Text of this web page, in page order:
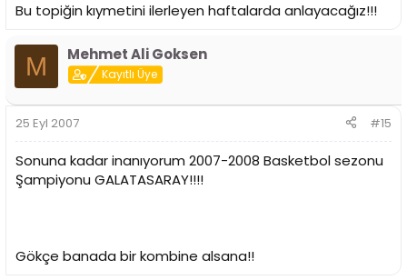
Bu topiğin kıymetini ilerleyen haftalarda anlayacağız!!!
M Mehmet Ali Goksen
Kayıtlı Üye
25 Eyl 2007 #15
Sonuna kadar inanıyorum 2007-2008 Basketbol sezonu
Şampiyonu GALATASARAY!!!!
Gökçe banada bir kombine alsana!!